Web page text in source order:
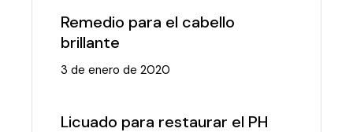
Remedio para el cabello
brillante
3 de enero de 2020
Licuado para restaurar el PH